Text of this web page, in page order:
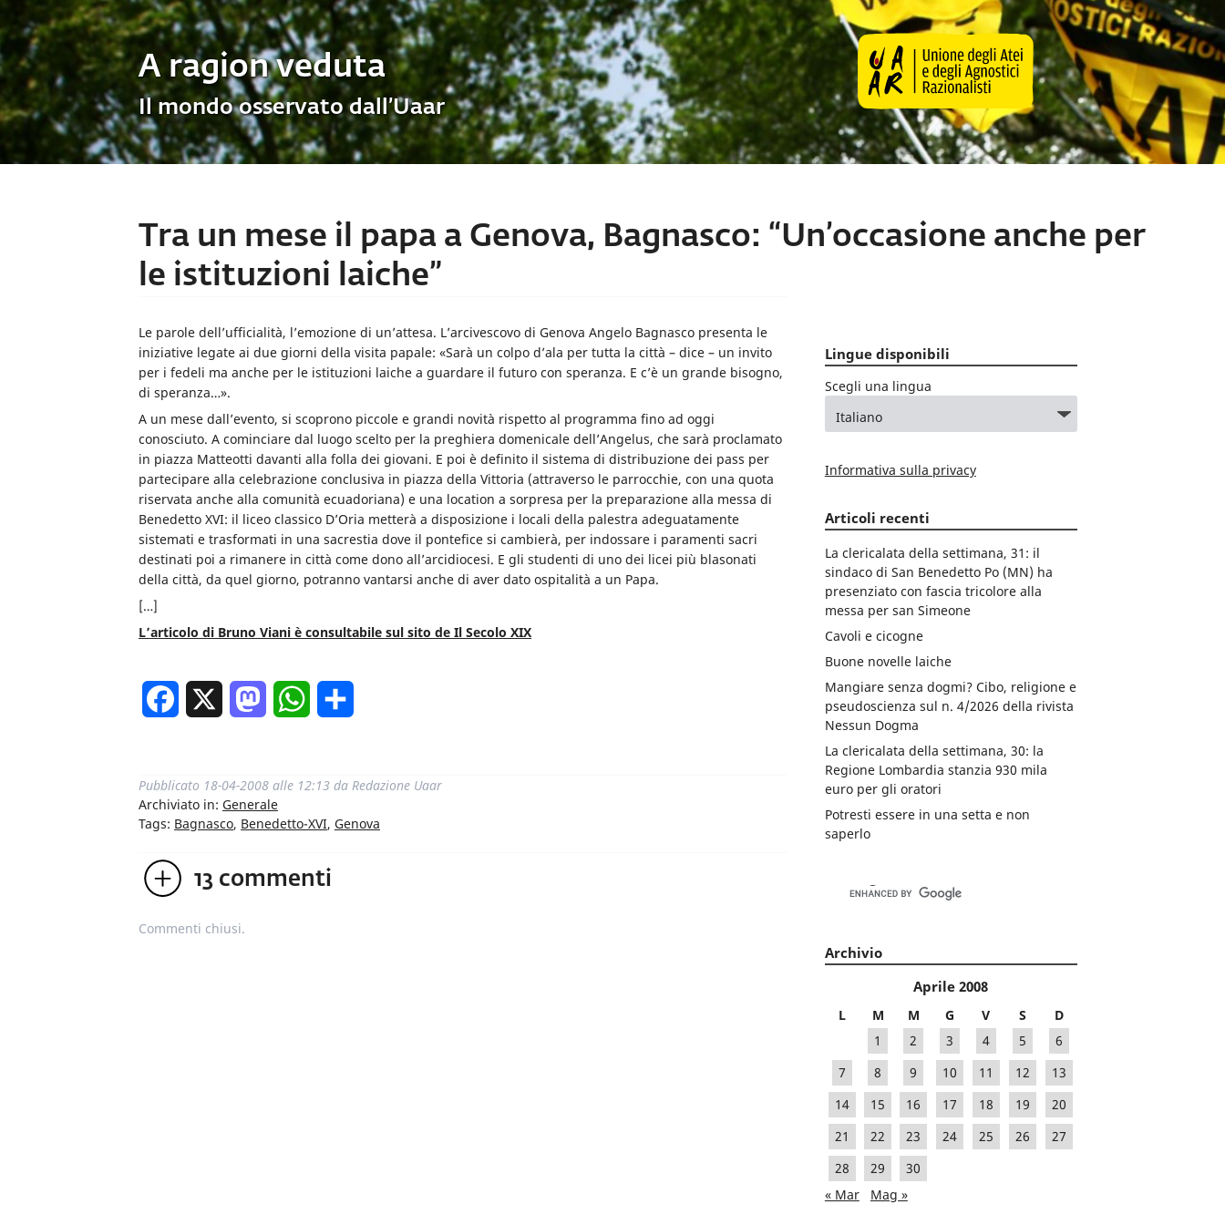
A ragion veduta
Il mondo osservato dall’Uaar
Tra un mese il papa a Genova, Bagnasco: “Un’occasione anche per
le istituzioni laiche”
Le parole dell’ufficialità, l’emozione di un’attesa. L’arcivescovo di Genova Angelo Bagnasco presenta le
iniziative legate ai due giorni della visita papale: «Sarà un colpo d’ala per tutta la città – dice – un invito
per i fedeli ma anche per le istituzioni laiche a guardare il futuro con speranza. E c’è un grande bisogno,
di speranza…».
A un mese dall’evento, si scoprono piccole e grandi novità rispetto al programma fino ad oggi
conosciuto. A cominciare dal luogo scelto per la preghiera domenicale dell’Angelus, che sarà proclamato
in piazza Matteotti davanti alla folla dei giovani. E poi è definito il sistema di distribuzione dei pass per
partecipare alla celebrazione conclusiva in piazza della Vittoria (attraverso le parrocchie, con una quota
riservata anche alla comunità ecuadoriana) e una location a sorpresa per la preparazione alla messa di
Benedetto XVI: il liceo classico D’Oria metterà a disposizione i locali della palestra adeguatamente
sistemati e trasformati in una sacrestia dove il pontefice si cambierà, per indossare i paramenti sacri
destinati poi a rimanere in città come dono all’arcidiocesi. E gli studenti di uno dei licei più blasonati
della città, da quel giorno, potranno vantarsi anche di aver dato ospitalità a un Papa.
[…]
L’articolo di Bruno Viani è consultabile sul sito de Il Secolo XIX
Facebook MastodonWhatsApp
Pubblicato 18-04-2008 alle 12:13 da Redazione Uaar
Archiviato in: Generale
Tags: Bagnasco, Benedetto-XVI, Genova
13 commenti
Commenti chiusi.
Lingue disponibili
Scegli una lingua
Informativa sulla privacy
Articoli recenti
La clericalata della settimana, 31: il
sindaco di San Benedetto Po (MN) ha
presenziato con fascia tricolore alla
messa per san Simeone
Cavoli e cicogne
Buone novelle laiche
Mangiare senza dogmi? Cibo, religione e
pseudoscienza sul n. 4/2026 della rivista
Nessun Dogma
La clericalata della settimana, 30: la
Regione Lombardia stanzia 930 mila
euro per gli oratori
Potresti essere in una setta e non
saperlo
Archivio
Aprile 2008
L M M G V S
D
1
2 3 4 5
6
7
8 9 10 11 12
13
14
15 16 17 18 19
20
21
22 23 24 25 26
27
28
29
30
« Mar
Mag »